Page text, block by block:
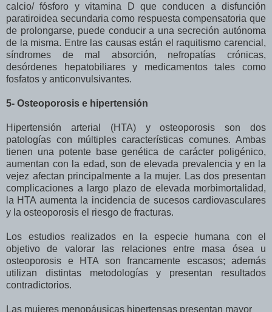
calcio/ fósforo y vitamina D que conducen a disfunción
paratiroidea secundaria como respuesta compensatoria que
de prolongarse, puede conducir a una secreción autónoma
de la misma. Entre las causas están el raquitismo carencial,
síndromes de mal absorción, nefropatías crónicas,
desórdenes hepatobiliares y medicamentos tales como
fosfatos y anticonvulsivantes.
5- Osteoporosis e hipertensión
Hipertensión arterial (HTA) y osteoporosis son dos
patologías con múltiples características comunes. Ambas
tienen una potente base genética de carácter poligénico,
aumentan con la edad, son de elevada prevalencia y en la
vejez afectan principalmente a la mujer. Las dos presentan
complicaciones a largo plazo de elevada morbimortalidad,
la HTA aumenta la incidencia de sucesos cardiovasculares
y la osteoporosis el riesgo de fracturas.
Los estudios realizados en la especie humana con el
objetivo de valorar las relaciones entre masa ósea u
osteoporosis e HTA son francamente escasos; además
utilizan distintas metodologías y presentan resultados
contradictorios.
Las mujeres menopáusicas hipertensas presentan mayor